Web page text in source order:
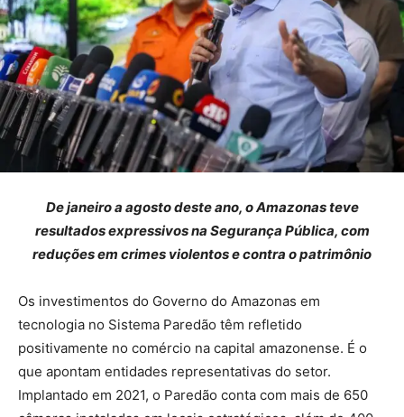
De janeiro a agosto deste ano, o Amazonas teve
resultados expressivos na Segurança Pública, com
reduções em crimes violentos e contra o patrimônio
Os investimentos do Governo do Amazonas em
tecnologia no Sistema Paredão têm refletido
positivamente no comércio na capital amazonense. É o
que apontam entidades representativas do setor.
Implantado em 2021, o Paredão conta com mais de 650